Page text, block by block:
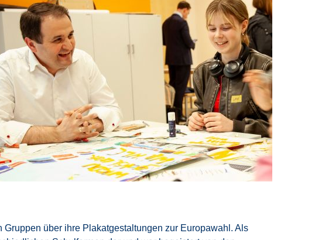
über ihre Plakatgestaltungen zur Europawahl. Als